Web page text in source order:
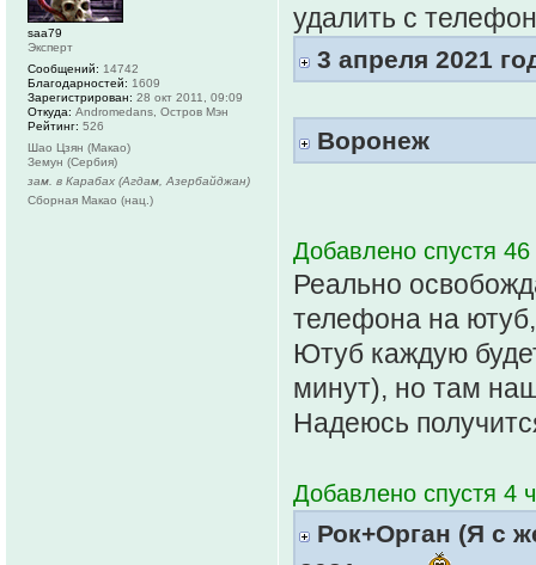
удалить с
3 апреля 2021
Воронеж
Добавлено спустя
Реально
телефона на
Ютуб каждую
минут), но там
Надеюсь
Добавлено спустя 4
Рок+Орган (Я с
saa79
Эксперт
Сообщений: 14742
Благодарностей: 1609
Зарегистрирован: 28 окт 2011, 09:09
Откуда: Andromedans, Остров Мэн
Рейтинг: 526
Шао Цзян (Макао)
Земун (Сербия)
зам. в Карабах (Агдам, Азербайджан)
Сборная Макао (нац.)